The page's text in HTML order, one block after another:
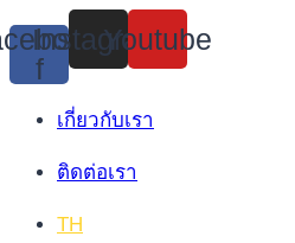
Skip
to
content
f
Instagram
Youtube
เกี่ยวกับเรา
ติดต่อเรา
TH